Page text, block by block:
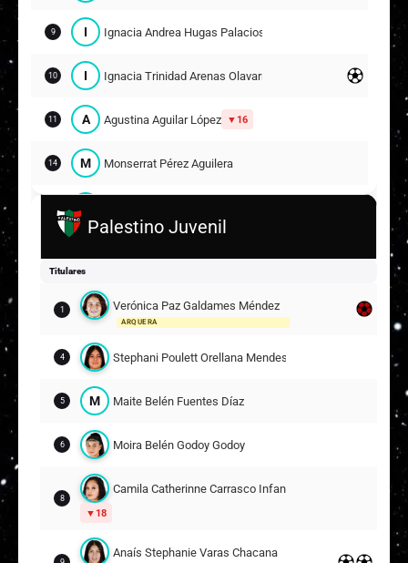
9 I Ignacia Andrea Hugas Palacios
10 I Ignacia Trinidad Arenas Olavarria
11 A Agustina Aguilar López 16
14 M Monserrat Pérez Aguilera
A Ariela Denisse Gutiérrez Ivanovic
24
ARQUERA
5
A Amanda Belén Rosales Llanten
6
Javiera Paz González González
11
Palestino Juvenil
Titulares
1 Verónica Paz Galdames Méndez
ARQUERA
4 Stephani Poulett Orellana Mendes
5 M Maite Belén Fuentes Díaz
6 Moira Belén Godoy Godoy
8
Camila Catherinne Carrasco Infante
18
Anaís Stephanie Varas Chacana